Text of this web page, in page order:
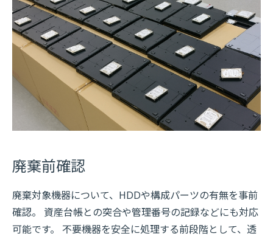
廃棄前確認
廃棄対象機器について、HDDや構成パーツの有無を事前
確認。 資産台帳との突合や管理番号の記録などにも対応
可能です。 不要機器を安全に処理する前段階として、透